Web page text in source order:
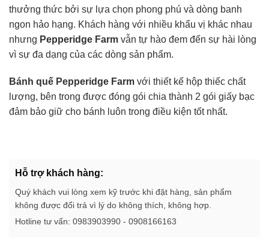
thưởng thức bởi sự lựa chọn phong phú và dòng banh
ngon hảo hạng. Khách hàng với nhiều khẩu vị khác nhau
nhưng Pepperidge Farm vẫn tự hào đem đến sự hài lòng
vì sự đa dạng của các dòng sản phẩm.
Bánh quế Pepperidge Farm với thiết kế hộp thiếc chất
lượng, bên trong được đóng gói chia thành 2 gói giấy bạc
đảm bảo giữ cho bánh luôn trong điều kiện tốt nhất.
Hỗ trợ khách hàng:
Quý khách vui lòng xem kỹ trước khi đặt hàng, sản phẩm
không được đổi trả vì lý do không thích, không hợp.
Hotline tư vấn: 0983903990 - 0908166163